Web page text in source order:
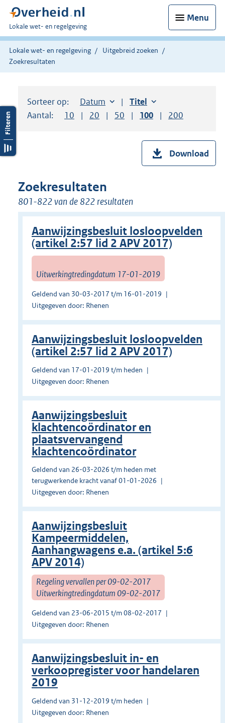
Menu
U
bent
hier:
Lokale wet- en regelgeving
Lokale wet- en regelgeving
Uitgebreid zoeken
Zoekresultaten
Sorteer op: Sorteer op:
Datum aflopendSorteer op:
Titel oplopend
Aantal:
Toon
10 resultaten per pagina
Toon
20 resultaten per pagina
Toon
50 resultaten per pagina
Toon
100 resultaten per
Toon
200
Download
Zoekresultaten
801-822 van de 822 resultaten
Aanwijzingsbesluit losloopvelden
(artikel 2:57 lid 2 APV 2017)
Uitwerkingtredingdatum 17-01-2019
Geldend van 30-03-2017 t/m 16-01-2019
Uitgegeven door: Rhenen
Aanwijzingsbesluit losloopvelden
(artikel 2:57 lid 2 APV 2017)
Geldend van 17-01-2019 t/m heden
Uitgegeven door: Rhenen
Aanwijzingsbesluit
klachtencoördinator en
plaatsvervangend
klachtencoördinator
Geldend van 26-03-2026 t/m heden met
terugwerkende kracht vanaf 01-01-2026
Uitgegeven door: Rhenen
Aanwijzingsbesluit
Kampeermiddelen,
Aanhangwagens e.a. (artikel 5:6
APV 2014)
Regeling vervallen per 09-02-2017
Uitwerkingtredingdatum 09-02-2017
Geldend van 23-06-2015 t/m 08-02-2017
Uitgegeven door: Rhenen
Aanwijzingsbesluit in- en
verkoopregister voor handelaren
2019
Geldend van 31-12-2019 t/m heden
Uitgegeven door: Rhenen